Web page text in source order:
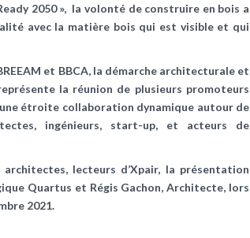
2050 », la volonté de construire en bois a
avec la matière bois qui est visible et qui
et BBCA, la démarche architecturale et
la réunion de plusieurs promoteurs
étroite collaboration dynamique autour de
ingénieurs, start-up, et acteurs de
lecteurs d’Xpair, la présentation
Quartus et Régis Gachon, Architecte, lors
2021.